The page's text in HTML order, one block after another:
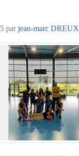
parjean-marc DREUX